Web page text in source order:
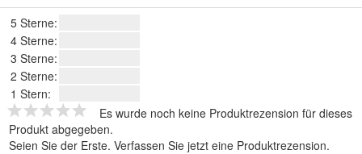
5 Sterne:
4 Sterne:
3 Sterne:
2 Sterne:
1 Stern:
Es wurde noch keine Produktrezension für dieses
Produkt abgegeben.
Seien Sie der Erste. Verfassen Sie jetzt eine Produktrezension.